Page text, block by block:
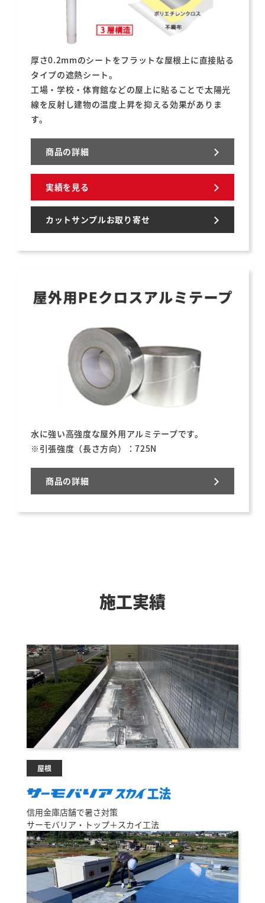
厚さ0.2mmのシートをフラットな屋根上に直接貼る
タイプの遮熱シート。
工場・学校・体育館などの屋上に貼ることで太陽光
線を反射し建物の温度上昇を抑える効果がありま
す。
商品の詳細
実績を見る
カットサンプルお取り寄せ
水に強い高強度な屋外用アルミテープです。
※引張強度（長さ方向）：725N
商品の詳細
施工実績
屋根
信用金庫店舗で暑さ対策
サーモバリア・トップ＋スカイ工法